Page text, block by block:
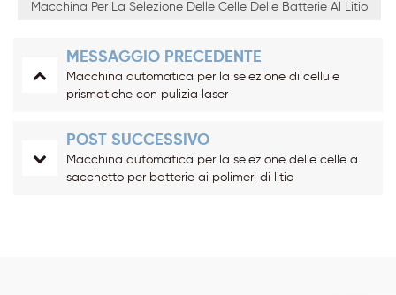
Macchina Per La Selezione Delle Celle Delle Batterie Al Litio
MESSAGGIO PRECEDENTE
Macchina automatica per la selezione di cellule
prismatiche con pulizia laser
POST SUCCESSIVO
Macchina automatica per la selezione delle celle a
sacchetto per batterie ai polimeri di litio